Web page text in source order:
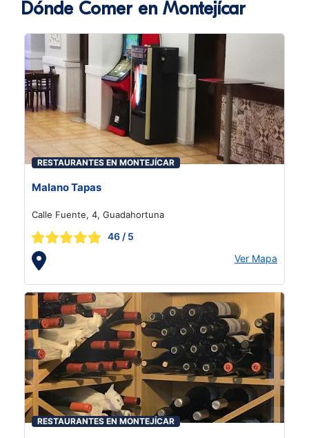
Dónde Comer en Montejícar
RESTAURANTES EN MONTEJÍCAR
Malano Tapas
Calle Fuente, 4, Guadahortuna
46 / 5
Ver Mapa
RESTAURANTES EN MONTEJÍCAR